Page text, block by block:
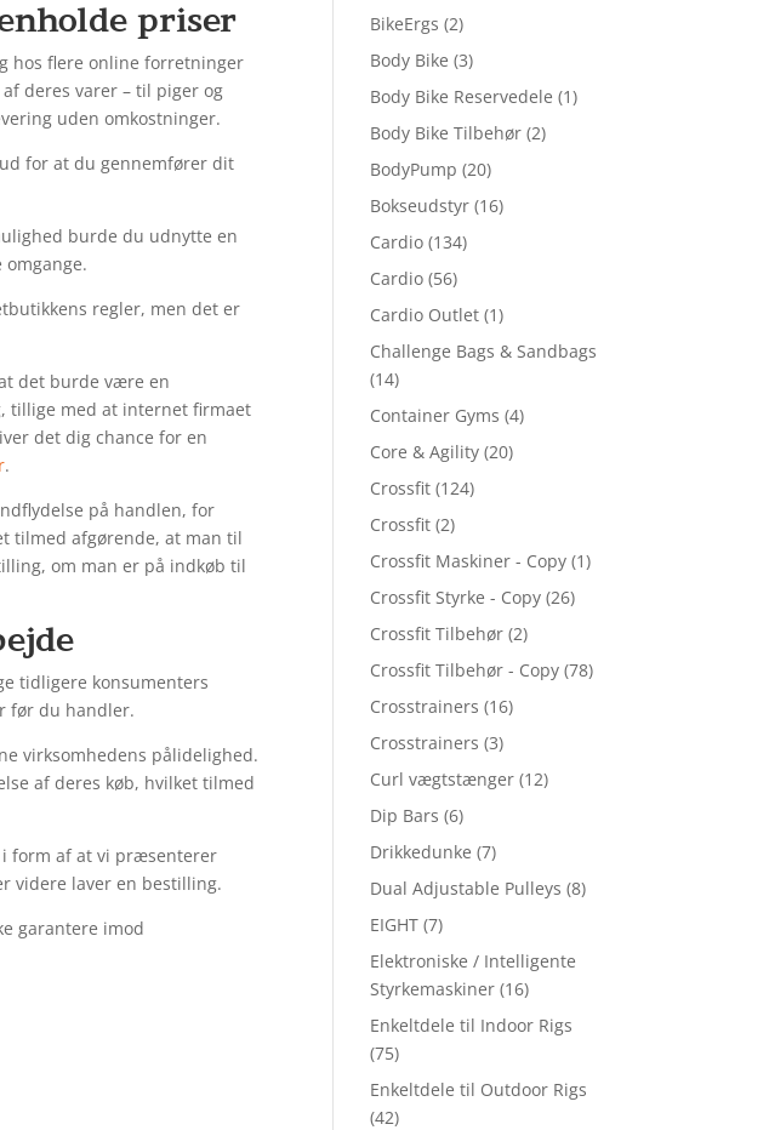
priser
hos flere online forretninger
deres varer – til piger og
uden omkostninger.
for at du gennemfører dit
burde du udnytte en
regler, men det er
det burde være en
tillige med at internet firmaet
det dig chance for en
.
på handlen, for
tilmed afgørende, at man til
om man er på indkøb til
tidligere konsumenters
før du handler.
virksomhedens pålidelighed.
af deres køb, hvilket tilmed
form af at vi præsenterer
videre laver en bestilling.
garantere imod
BikeErgs (2)
Body Bike (3)
Body Bike Reservedele (1)
Body Bike Tilbehør (2)
BodyPump (20)
Bokseudstyr (16)
Cardio (134)
Cardio (56)
Cardio Outlet (1)
Challenge Bags & Sandbags
(14)
Container Gyms (4)
Core & Agility (20)
Crossfit (124)
Crossfit (2)
Crossfit Maskiner - Copy (1)
Crossfit Styrke - Copy (26)
Crossfit Tilbehør (2)
Crossfit Tilbehør - Copy (78)
Crosstrainers (16)
Crosstrainers (3)
Curl vægtstænger (12)
Dip Bars (6)
Drikkedunke (7)
Dual Adjustable Pulleys (8)
EIGHT (7)
Elektroniske / Intelligente
Styrkemaskiner (16)
Enkeltdele til Indoor Rigs
(75)
Enkeltdele til Outdoor Rigs
(42)